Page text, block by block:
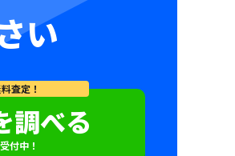
い
査定！
調べる
付中！